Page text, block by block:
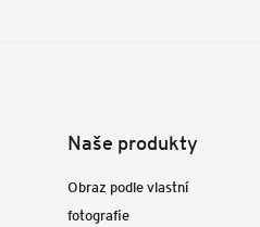
Naše produkty
Obraz podle vlastní
fotografie